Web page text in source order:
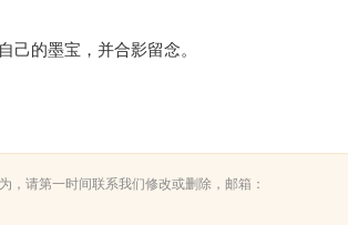
的墨宝，并合影留念。
，请第一时间联系我们修改或删除，邮箱：